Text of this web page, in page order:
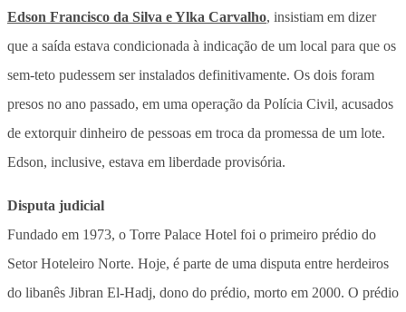
Edson Francisco da Silva e Ylka Carvalho, insistiam em dizer
que a saída estava condicionada à indicação de um local para que os
sem-teto pudessem ser instalados definitivamente. Os dois foram
presos no ano passado, em uma operação da Polícia Civil, acusados
de extorquir dinheiro de pessoas em troca da promessa de um lote.
Edson, inclusive, estava em liberdade provisória.
Disputa judicial
Fundado em 1973, o Torre Palace Hotel foi o primeiro prédio do
Setor Hoteleiro Norte. Hoje, é parte de uma disputa entre herdeiros
do libanês Jibran El-Hadj, dono do prédio, morto em 2000. O prédio